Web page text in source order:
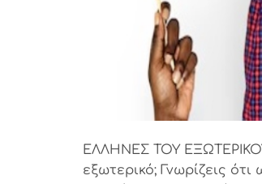
ΕΛΛΗΝΕΣ ΤΟΥ
εξωτερικό; Γνωρίζεις